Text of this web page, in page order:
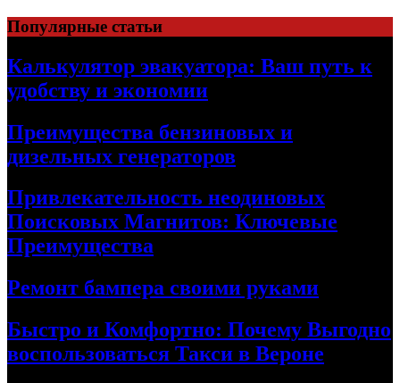
Skip
to
content
Популярные статьи
Калькулятор эвакуатора: Ваш путь к
удобству и экономии
Преимущества бензиновых и
дизельных генераторов
Привлекательность неодиновых
Поисковых Магнитов: Ключевые
Преимущества
Ремонт бампера своими руками
Быстро и Комфортно: Почему Выгодно
воспользоваться Такси в Вероне